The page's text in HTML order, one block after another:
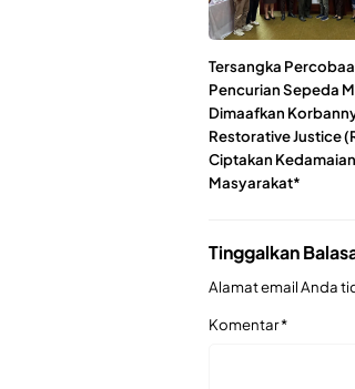
Tersangka
Pencurian Sepeda
Dimaafkan
Restorative Justice
Ciptakan
Masyarakat*
Tinggalkan
Alamat email Anda
Komentar*